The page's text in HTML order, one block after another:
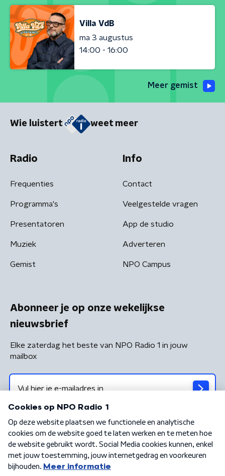
Villa VdB
ma 3 augustus
14:00 - 16:00
Meer gemist
Wie luistert weet meer
Radio
Frequenties
Programma's
Presentatoren
Muziek
Gemist
Info
Contact
Veelgestelde vragen
App de studio
Adverteren
NPO Campus
Abonneer je op onze wekelijkse
nieuwsbrief
Elke zaterdag het beste van NPO Radio 1 in jouw
mailbox
Algemene voorwaarden